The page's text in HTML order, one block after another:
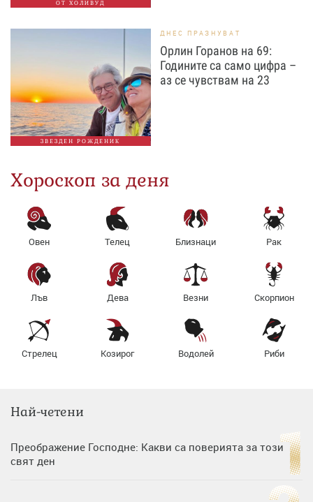
ОТ ХОЛИВУД
ЗВЕЗДЕН РОЖДЕНИК
ДНЕС ПРАЗНУВАТ
Орлин Горанов на 69:
Годините са само цифра –
аз се чувствам на 23
Хороскоп за деня
Овен Телец Близнаци Рак
Лъв Дева Везни Скорпион
Стрелец Козирог Водолей Риби
Най-четени
Преображение Господне: Какви са поверията за този
свят ден